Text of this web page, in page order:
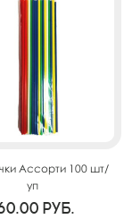
Ассорти 100 шт/
уп
руб.